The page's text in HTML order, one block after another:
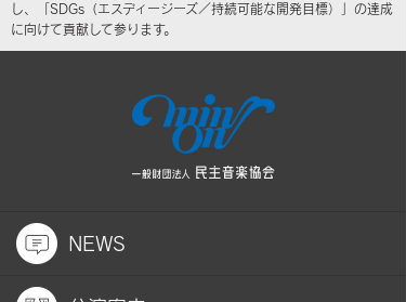
し、「SDGs（エスディージーズ／持続可能な開発目標）」の達成
に向けて貢献して参ります。
NEWS